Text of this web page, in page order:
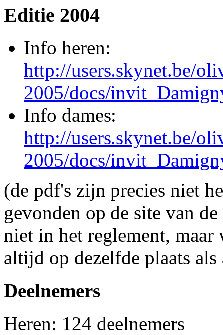
Editie 2004
Info heren:
http://users.skynet.be/
2005/docs/
Info dames:
http://users.skynet.be/
2005/docs/
(de pdf's zijn precies niet
gevonden op de site van
niet in het reglement,
altijd op dezelfde plaats
Deelnemers
Heren: 124 deelnemers